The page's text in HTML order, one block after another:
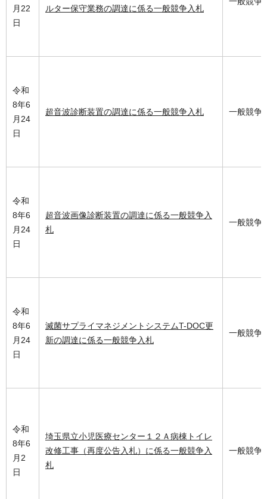
月22
日
ルター保守業務の調達に係る一般競争入札
令和
8年6
月24
日
超音波診断装置の調達に係る一般競争入札 一般競争
令和
8年6
月24
日
超音波画像診断装置の調達に係る一般競争入
札
一般競争
令和
8年6
月24
日
滅菌サプライマネジメントシステムT-DOC更
新の調達に係る一般競争入札
一般競争
令和
8年6
月2
日
埼玉県立小児医療センター１２Ａ病棟トイレ
改修工事（再度公告入札）に係る一般競争入
札
一般競争